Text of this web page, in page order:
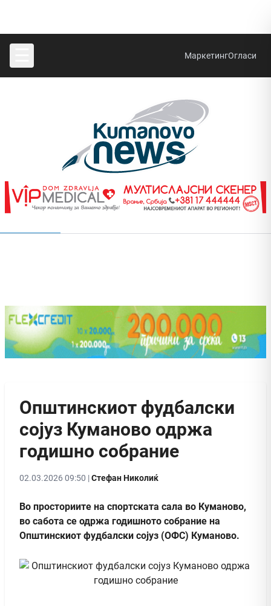
МаркетингОгласи
Општинскиот фудбалски
сојуз Куманово одржа
годишно собрание
02.03.2026 09:50 |Стефан Николиќ
Во просториите на спортската сала во Куманово,
во сабота се одржа годишното собрание на
Општинскиот фудбалски сојуз (ОФС) Куманово.